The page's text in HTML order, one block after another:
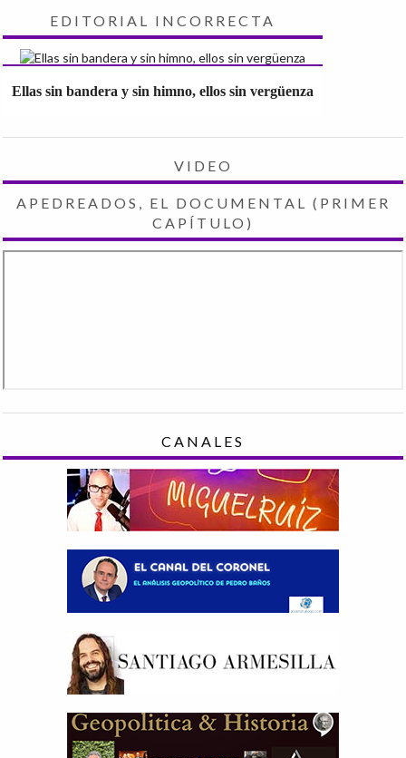
EDITORIAL INCORRECTA
Ellas sin bandera y sin himno, ellos sin vergüenza
VIDEO
APEDREADOS, EL DOCUMENTAL (PRIMER
CAPÍTULO)
CANALES